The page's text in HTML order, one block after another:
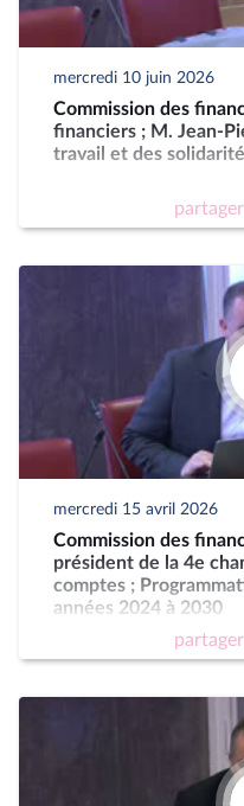
mercredi 10 juin 2026
Commission des
financiers ; M. Jean-
travail et des
partager
mercredi 15 avril 2026
Commission des
président de la 4e
comptes ;
années 2024 à 2030
partager